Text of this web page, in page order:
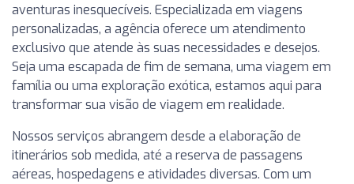
aventuras inesquecíveis. Especializada em viagens
personalizadas, a agência oferece um atendimento
exclusivo que atende às suas necessidades e desejos.
Seja uma escapada de fim de semana, uma viagem em
família ou uma exploração exótica, estamos aqui para
transformar sua visão de viagem em realidade.
Nossos serviços abrangem desde a elaboração de
itinerários sob medida, até a reserva de passagens
aéreas, hospedagens e atividades diversas. Com um